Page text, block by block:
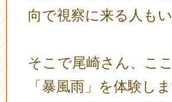
向で視察に来る人もい
そこで尾崎さん、こ
「暴風雨」を体験しま